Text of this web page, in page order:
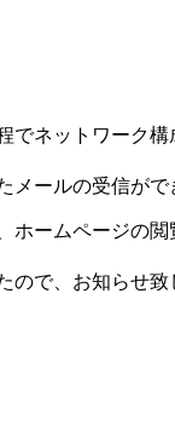
ネットワーク
ールの受信がで
ホームページの
で、お知らせ致